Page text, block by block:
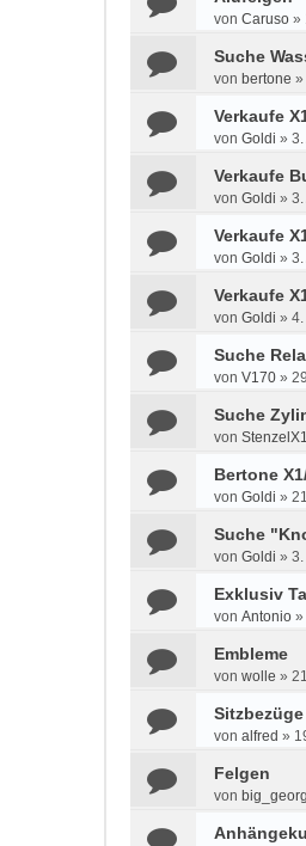
von Caruso »
Suche
von bertone »
Verkaufe
von Goldi »
Verkaufe
von Goldi »
Verkaufe
von Goldi »
Verkaufe
von Goldi »
Suche
von V170 »
Suche
von
Bertone
von Goldi »
Suche
von Goldi »
Exklusiv
von Antonio »
Embleme
von wolle »
Sitzbezüge
von alfred »
Felgen
von big_georg